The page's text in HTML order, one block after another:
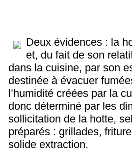
Deux évidences : la
et, du fait de son
dans la cuisine, par son
destinée à évacuer
l’humidité créées par la
donc déterminé par les
sollicitation de la hotte,
préparés : grillades,
solide extraction.